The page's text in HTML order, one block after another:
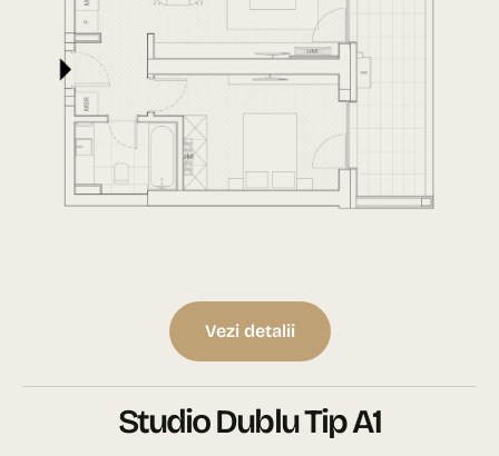
Vezi detalii
Studio Dublu Tip A1